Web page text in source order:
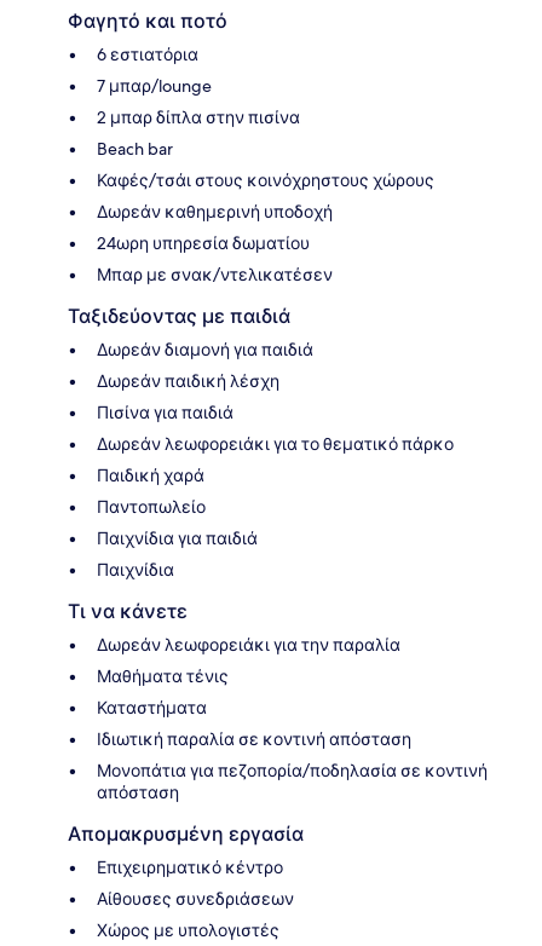
Φαγητό και ποτό
6 εστιατόρια
7 μπαρ/lounge
2 μπαρ δίπλα στην πισίνα
Beach bar
Καφές/τσάι στους κοινόχρηστους χώρους
Δωρεάν καθημερινή υποδοχή
24ωρη υπηρεσία δωματίου
Μπαρ με σνακ/ντελικατέσεν
Ταξιδεύοντας με παιδιά
Δωρεάν διαμονή για παιδιά
Δωρεάν παιδική λέσχη
Πισίνα για παιδιά
Δωρεάν λεωφορειάκι για το θεματικό πάρκο
Παιδική χαρά
Παντοπωλείο
Παιχνίδια για παιδιά
Παιχνίδια
Τι να κάνετε
Δωρεάν λεωφορειάκι για την παραλία
Μαθήματα τένις
Καταστήματα
Ιδιωτική παραλία σε κοντινή απόσταση
Μονοπάτια για πεζοπορία/ποδηλασία σε κοντινή
απόσταση
Απομακρυσμένη εργασία
Επιχειρηματικό κέντρο
Αίθουσες συνεδριάσεων
Χώρος με υπολογιστές